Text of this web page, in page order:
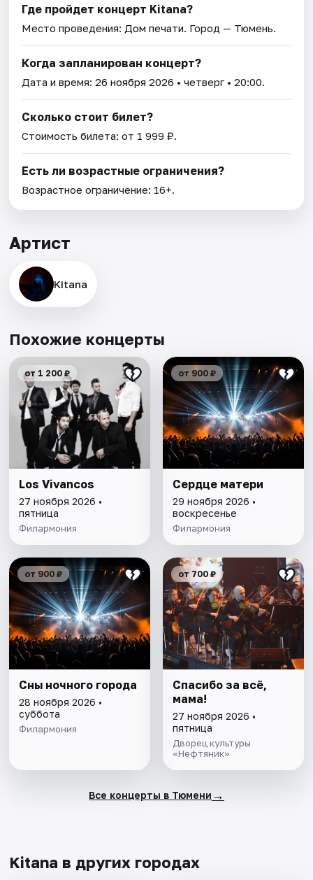
Где пройдет концерт Kitana?
Место проведения: Дом печати. Город — Тюмень.
Когда запланирован концерт?
Дата и время:26 ноября 2026 • четверг • 20:00.
Сколько стоит билет?
Стоимость билета: от 1 999 ₽.
Есть ли возрастные ограничения?
Возрастное ограничение: 16+.
Артист
Kitana
Похожие концерты
от 1 200 ₽
Los Vivancos
27 ноября 2026 •
пятница
Филармония
от 900 ₽
Сердце матери
29 ноября 2026 •
воскресенье
Филармония
от 900 ₽
Сны ночного города
28 ноября 2026 •
суббота
Филармония
от 700 ₽
Спасибо за всё,
мама!
27 ноября 2026 •
пятница
Дворец культуры
«Нефтяник»
Все концерты в Тюмени →
Kitana в других городах